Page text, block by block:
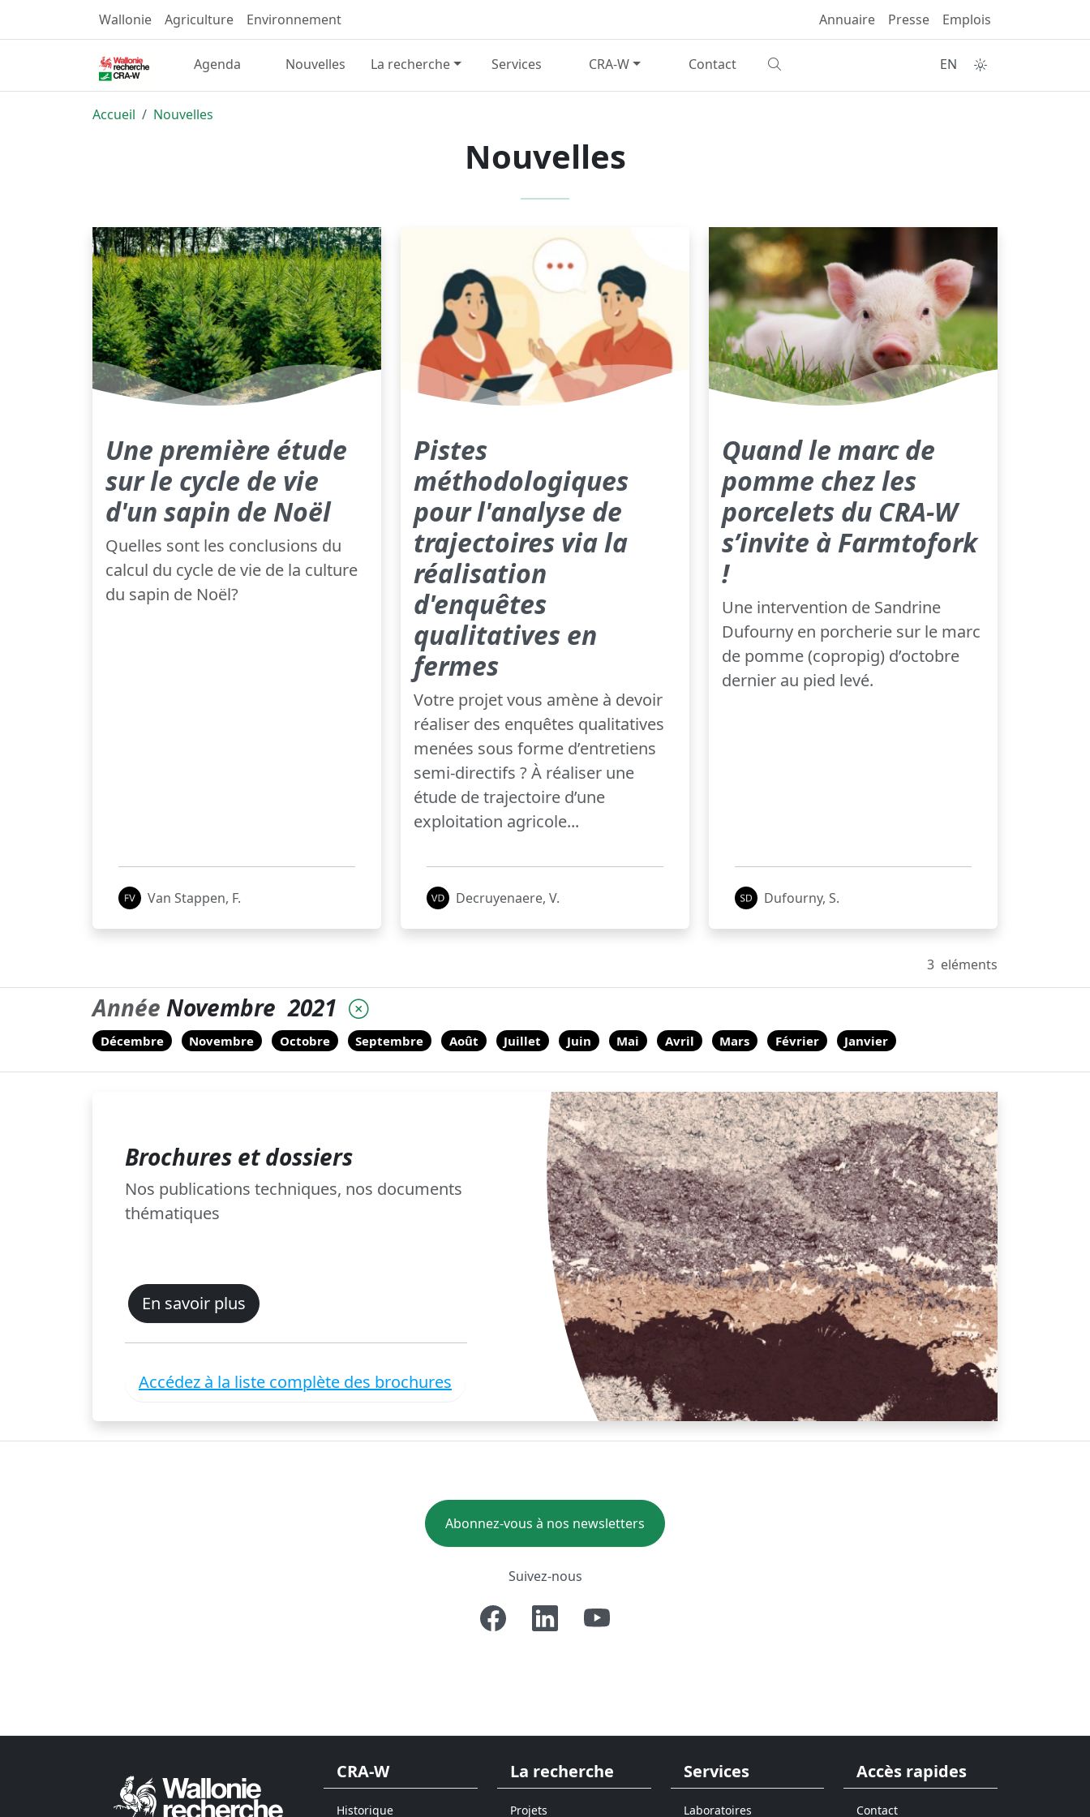
Wallonie Agriculture Environnement Annuaire Presse Emplois
Agenda Nouvelles La recherche Services CRA-W Contact EN
Accueil Nouvelles
Nouvelles
Une première étude
sur le cycle de vie
d'un sapin de Noël
Quelles sont les conclusions du
calcul du cycle de vie de la culture
du sapin de Noël?
Van Stappen, F.
Pistes
méthodologiques
pour l'analyse de
trajectoires via la
réalisation
d'enquêtes
qualitatives en
fermes
Votre projet vous amène à devoir
réaliser des enquêtes qualitatives
menées sous forme d’entretiens
semi-directifs ? À réaliser une
étude de trajectoire d’une
exploitation agricole...
Decruyenaere, V.
Quand le marc de
pomme chez les
porcelets du CRA-W
s’invite à Farmtofork
!
Une intervention de Sandrine
Dufourny en porcherie sur le marc
de pomme (copropig) d’octobre
dernier au pied levé.
Dufourny, S.
3 eléments
Année Novembre 2021
Décembre Novembre Octobre Septembre Août Juillet Juin Mai Avril Mars Février Janvier
Brochures et dossiers
Nos publications techniques, nos documents
thématiques
En savoir plus
Accédez à la liste complète des brochures
Abonnez-vous à nos newsletters
Suivez-nous
CRA-W
Historique
La recherche
Projets
Services
Laboratoires
Accès rapides
Contact